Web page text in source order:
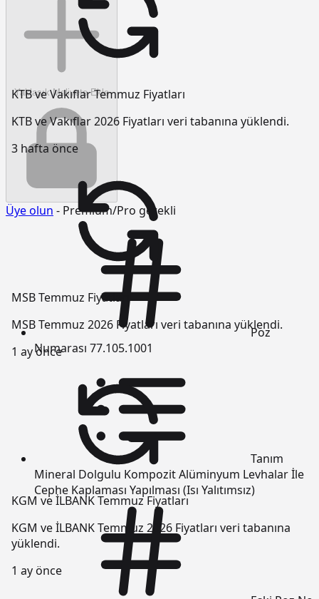
KTB ve Vakıflar Temmuz Fiyatları
KTB ve Vakıflar 2026 Fiyatları veri tabanına yüklendi.
3 hafta önce
MSB Temmuz Fiyatları
MSB Temmuz 2026 Fiyatları veri tabanına yüklendi.
1 ay önce
KGM ve İLBANK Temmuz Fiyatları
KGM ve İLBANK Temmuz 2026 Fiyatları veri tabanına
yüklendi.
1 ay önce
Yaklaşık Maliyete Ekle
Üye olun - Premium/Pro gerekli
Poz
Numarası 77.105.1001
Tanım
Mineral Dolgulu Kompozit Alüminyum Levhalar İle
Cephe Kaplaması Yapılması (Isı Yalıtımsız)